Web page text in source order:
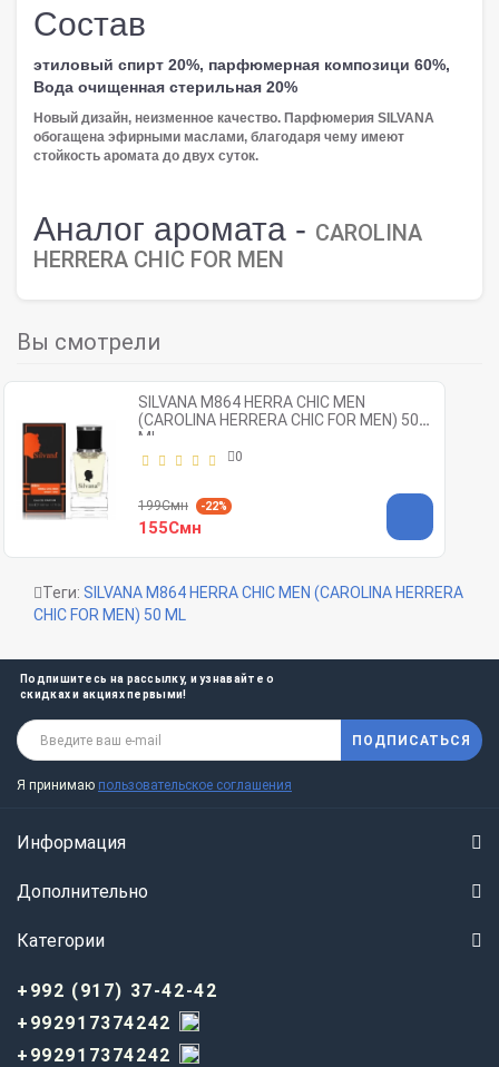
Состав
этиловый спирт 20%, парфюмерная композици 60%,
Вода очищенная стерильная 20%
Новый дизайн, неизменное качество. Парфюмерия SILVANA
обогащена эфирными маслами, благодаря чему имеют
стойкость аромата до двух суток.
Аналог аромата - CAROLINA
HERRERA CHIC FOR MEN
Вы смотрели
SILVANA M864 HERRA CHIC MEN
(CAROLINA HERRERA CHIC FOR MEN) 50
ML
0
199Смн -22%
155Смн
Теги: SILVANA M864 HERRA CHIC MEN (CAROLINA HERRERA
CHIC FOR MEN) 50 ML
Подпишитесь на рассылку, и узнавайте о
скидках и акциях первыми!
ПОДПИСАТЬСЯ
Я принимаю пользовательское соглашения
Информация
Дополнительно
Категории
+992 (917) 37-42-42
+992917374242
+992917374242